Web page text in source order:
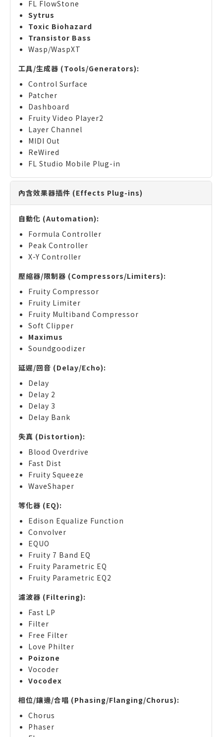
FL FlowStone
Sytrus
Toxic Biohazard
Transistor Bass
Wasp/WaspXT
工具/生成器 (Tools/Generators):
Control Surface
Patcher
Dashboard
Fruity Video Player2
Layer Channel
MIDI Out
ReWired
FL Studio Mobile Plug-in
內含效果器插件 (Effects Plug-ins)
自動化 (Automation):
Formula Controller
Peak Controller
X-Y Controller
壓縮器/限制器 (Compressors/Limiters):
Fruity Compressor
Fruity Limiter
Fruity Multiband Compressor
Soft Clipper
Maximus
Soundgoodizer
延遲/回音 (Delay/Echo):
Delay
Delay 2
Delay 3
Delay Bank
失真 (Distortion):
Blood Overdrive
Fast Dist
Fruity Squeeze
WaveShaper
等化器 (EQ):
Edison Equalize Function
Convolver
EQUO
Fruity 7 Band EQ
Fruity Parametric EQ
Fruity Parametric EQ2
濾波器 (Filtering):
Fast LP
Filter
Free Filter
Love Philter
Poizone
Vocoder
Vocodex
相位/鑲邊/合唱 (Phasing/Flanging/Chorus):
Chorus
Phaser